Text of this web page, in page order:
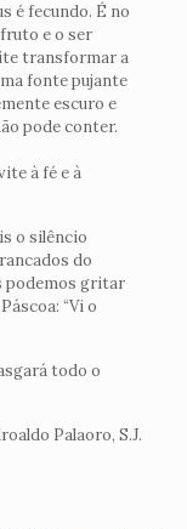
é fecundo. É no
e o ser
transformar a
fonte pujante
escuro e
pode conter.
à fé e à
o silêncio
do
podemos gritar
“Vi o
todo o
Palaoro, S.J.